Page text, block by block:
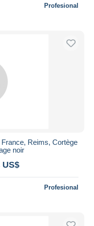
Profesional
Reims, Cortège
noir
US$
Profesional